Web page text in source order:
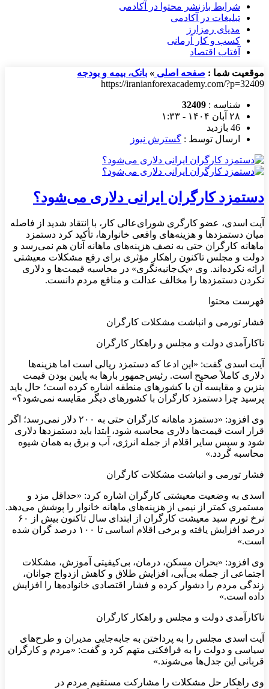
شرایط بازنشر محتوا در آکادمی
تبلیغات در آکادمی
مدیای رمزارز
کسب و کار آرمانی
آفتاب اقتصاد
موقعیت شما : صفحه اصلی » بانک، بیمه و بودجه
https://iranianforexacademy.com/?p=32409
شناسه : 32409
۲۸ آبان ۱۴۰۴ - ۱:۳۳
46 بازدید
ارسال توسط : گسترش نیوز
دستمزد کارگران ایرانی دلاری می‌شود؟
آیت اسدی، عضو کارگری شورای‌عالی کار، با انتقاد شدید از فاصله
میان دستمزدها و هزینه‌های واقعی خانوارها، تأکید کرد دستمزد
ماهانه کارگران حتی به نصف هزینه‌های ماهانه آنان هم نمی‌رسد و
دولت و مجلس تاکنون راهکار مؤثری برای رفع مشکلات معیشتی
ارائه نکرده‌اند. وی «یک‌جانبه‌نگری» در محاسبه قیمت‌ها و دلاری
نکردن دستمزدها را مخالف عدالت و منافع مردم دانست.
فهرست محتوا
فشار تورمی و انباشت مشکلات کارگران
ناکارآمدی دولت و مجلس و راهکار کارگران
آیت اسدی گفت: «این ادعا که دستمزد ریالی است اما هزینه‌ها
دلاری کاملاً صحیح است. رئیس‌جمهور بارها به پایین بودن قیمت
بنزین و مقایسه آن با کشورهای منطقه اشاره کرده است؛ حال باید
پرسید چرا دستمزد کارگران با کشورهای دیگر مقایسه نمی‌شود؟»
وی افزود: «دستمزد ماهانه کارگران حتی به ۲۰۰ دلار نمی‌رسد؛ اگر
قرار است قیمت‌ها دلاری محاسبه شود، ابتدا باید دستمزدها دلاری
شود و سپس سایر اقلام از جمله انرژی، آب و برق به همان شیوه
محاسبه گردد.»
فشار تورمی و انباشت مشکلات کارگران
اسدی به وضعیت معیشتی کارگران اشاره کرد: «حداقل مزد و
مستمری کمتر از نیمی از هزینه‌های ماهانه خانوار را پوشش می‌دهد.
نرخ تورم سبد معیشت کارگران از ابتدای سال تاکنون بیش از ۶۰
درصد افزایش یافته و برخی اقلام اساسی تا ۱۰۰ درصد گران شده
است.»
وی افزود: «بحران مسکن، درمان، بی‌کیفیتی آموزش، مشکلات
اجتماعی از جمله بی‌آبی، افزایش طلاق و کاهش ازدواج جوانان،
زندگی مردم را دشوار کرده و فشار اقتصادی خانواده‌ها را افزایش
داده است.»
ناکارآمدی دولت و مجلس و راهکار کارگران
آیت اسدی مجلس را به پرداختن به جابه‌جایی مدیران و طرح‌های
سیاسی و دولت را به فرافکنی متهم کرد و گفت: «مردم و کارگران
قربانی این جدل‌ها می‌شوند.»
وی راهکار حل مشکلات را مشارکت مستقیم مردم در